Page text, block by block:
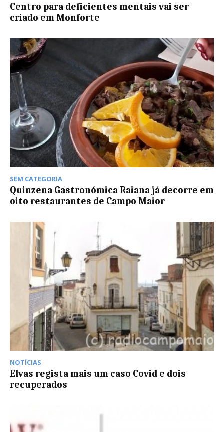
Centro para deficientes mentais vai ser
criado em Monforte
SEM CATEGORIA
Quinzena Gastronómica Raiana já decorre em
oito restaurantes de Campo Maior
NOTÍCIAS
Elvas regista mais um caso Covid e dois
recuperados